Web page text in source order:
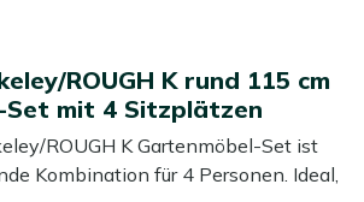
ROUGH K rund 115 cm
mit 4 Sitzplätzen
ROUGH K Gartenmöbel-Set ist
Kombination für 4 Personen. Ideal,